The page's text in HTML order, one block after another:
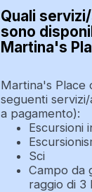
Quali
sono
Martina's
Martina's Place
seguenti
a pagamento):
Escursioni
Sci
Campo da
raggio di 3